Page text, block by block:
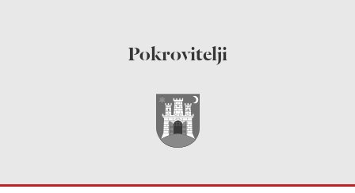
Pokrovitelji